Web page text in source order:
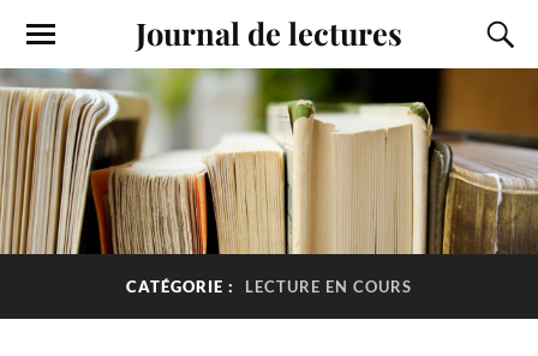
Journal de lectures
CATÉGORIE : LECTURE EN COURS